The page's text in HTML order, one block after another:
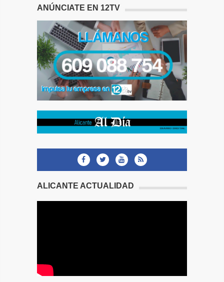
ANÚNCIATE EN 12TV
ALICANTE ACTUALIDAD